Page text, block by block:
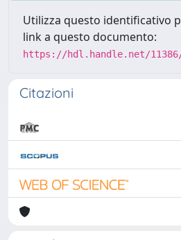
Utilizza questo identificativo
link a questo documento:
https://hdl.handle.net/11386/
Citazioni